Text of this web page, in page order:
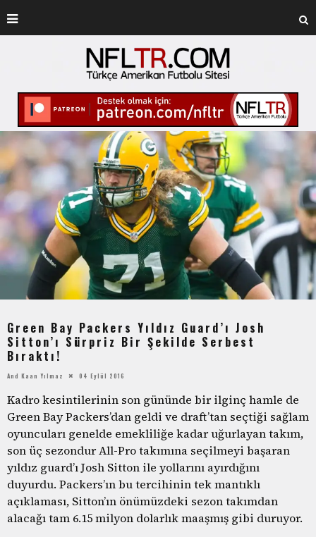
Green Bay Packers Yıldız Guard’ı Josh
Sitton’ı Sürpriz Bir Şekilde Serbest
Bıraktı!
And Kaan Yılmaz 04 Eylül 2016
Kadro kesintilerinin son gününde bir ilginç hamle de
Green Bay Packers’dan geldi ve draft’tan seçtiği sağlam
oyuncuları genelde emekliliğe kadar uğurlayan takım,
son üç sezondur All-Pro takımına seçilmeyi başaran
yıldız guard’ı Josh Sitton ile yollarını ayırdığını
duyurdu. Packers’ın bu tercihinin tek mantıklı
açıklaması, Sitton’ın önümüzdeki sezon takımdan
alacağı tam 6.15 milyon dolarlık maaşmış gibi duruyor.